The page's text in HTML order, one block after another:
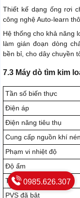
Thiết kế dạng ống rơi
công nghệ Auto-learn
Hệ thống cho khả năng
làm gián đoạn dòng
bền bỉ, cho dây chuyền
7.3 Máy dò tìm kim
Tần số biến thực
Điện áp
Điện năng tiêu thụ
Cung cấp nguồn khí nén
Phạm vi nhiệt độ
Độ ẩm
Tiêu chuẩn
PVS đã bật
0985.626.307